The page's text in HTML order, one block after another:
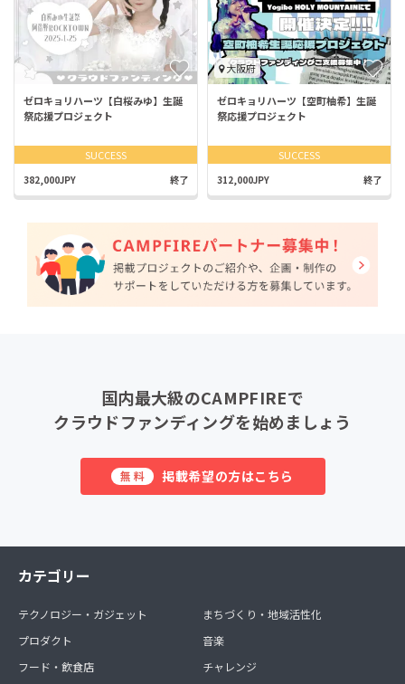
ゼロキョリハーツ【白桜みゆ】生誕
祭応援プロジェクト
SUCCESS
382,000JPY 終了
大阪府
ゼロキョリハーツ【空町柚希】生誕
祭応援プロジェクト
SUCCESS
312,000JPY 終了
国内最大級のCAMPFIREで
クラウドファンディングを始めましょう
無料 掲載希望の方はこちら
カテゴリー
テクノロジー・ガジェット
プロダクト
フード・飲食店
まちづくり・地域活性化
音楽
チャレンジ